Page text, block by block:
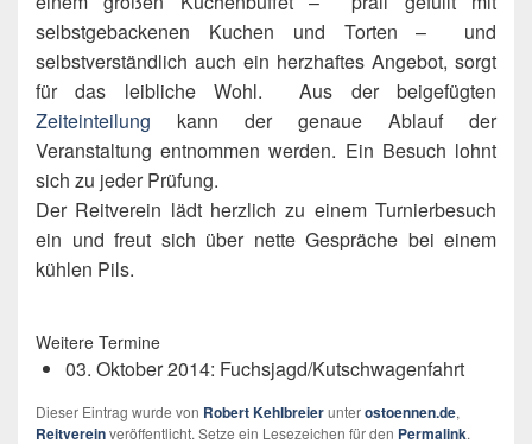
selbstgebackenen Kuchen und Torten – und
selbstverständlich auch ein herzhaftes Angebot, sorgt
für das leibliche Wohl. Aus der beigefügten
Zeiteinteilung kann der genaue Ablauf der
Veranstaltung entnommen werden. Ein Besuch lohnt
sich zu jeder Prüfung.
Der Reitverein lädt herzlich zu einem Turnierbesuch
ein und freut sich über nette Gespräche bei einem
kühlen Pils.
Weitere Termine
03. Oktober 2014: Fuchsjagd/Kutschwagenfahrt
Dieser Eintrag wurde von Robert Kehlbreierunterostoennen.de,
Reitvereinveröffentlicht. Setze ein Lesezeichen für den Permalink.